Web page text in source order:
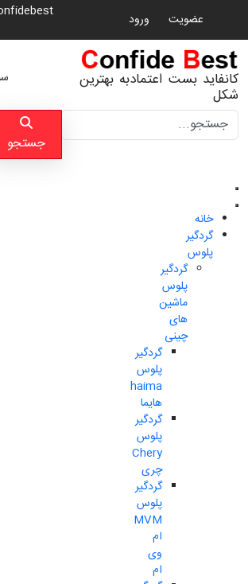
عضویت ورود
کانفاید بست اعتمادبه بهترین
شکل
جستجو
جستجو
خانه
گردگیر
پلوس
گردگیر
پلوس
ماشین
های
چینی
گردگیر
پلوس
haima
هایما
گردگیر
پلوس
Chery
چری
گردگیر
پلوس
MVM
ام
وی
ام